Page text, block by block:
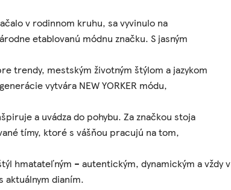
v rodinnom kruhu, sa vyvinulo na
etablovanú módnu značku. S jasným
trendy, mestským životným štýlom a jazykom
vytvára NEW YORKER módu,
a uvádza do pohybu. Za značkou stoja
tímy, ktoré s vášňou pracujú na tom,
hmatateľným – autentickým, dynamickým a vždy v
aktuálnym dianím.